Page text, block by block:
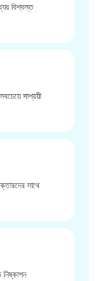
বিশ্বস্ত
সাশ্রয়ী
সাথে